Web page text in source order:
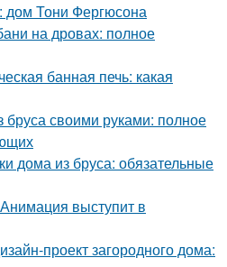
дом Тони Фергюсона
на дровах: полное
банная печь: какая
бруса своими руками: полное
дома из бруса: обязательные
выступит в
проект загородного дома: